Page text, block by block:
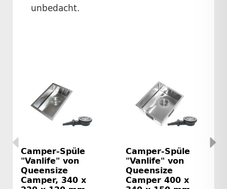
unbedacht.
Camper-Spüle
"Vanlife" von
Queensize
Camper, 340 x
Camper-Spüle
"Vanlife" von
Queensize
Camper 400 x